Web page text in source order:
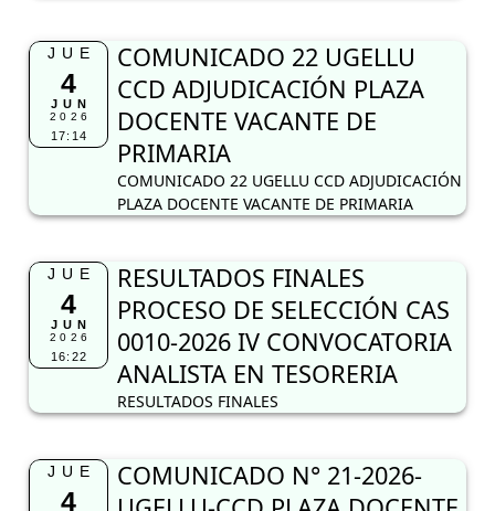
JUE
4
JUN
2026
17:14
COMUNICADO 22 UGELLU
CCD ADJUDICACIÓN PLAZA
DOCENTE VACANTE DE
PRIMARIA
COMUNICADO 22 UGELLU CCD ADJUDICACIÓN
PLAZA DOCENTE VACANTE DE PRIMARIA
JUE
4
JUN
2026
16:22
RESULTADOS FINALES
PROCESO DE SELECCIÓN CAS
0010-2026 IV CONVOCATORIA
ANALISTA EN TESORERIA
RESULTADOS FINALES
JUE
4
COMUNICADO N° 21-2026-